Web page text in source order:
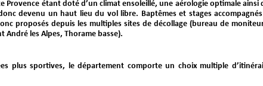
Provence étant doté d’un climat ensoleillé, une aérologie optimale ainsi
devenu un haut lieu du vol libre. Baptêmes et stages
proposés depuis les multiples sites de décollage (bureau de
André les Alpes, Thorame basse).
plus sportives, le département comporte un choix multiple